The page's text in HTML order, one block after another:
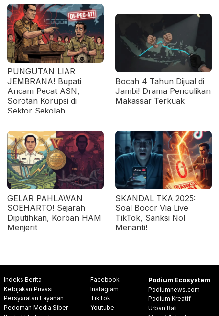
PUNGUTAN LIAR
JEMBRANA! Bupati
Ancam Pecat ASN,
Sorotan Korupsi di
Sektor Sekolah
Bocah 4 Tahun Dijual di
Jambi! Drama Penculikan
Makassar Terkuak
GELAR PAHLAWAN
SOEHARTO! Sejarah
Diputihkan, Korban HAM
Menjerit
SKANDAL TKA 2025:
Soal Bocor Via Live
TikTok, Sanksi Nol
Menanti!
Indeks Berita
Kebijakan Privasi
Persyaratan Layanan
Pedoman Media Siber
Facebook
Instagram
TikTok
Youtube
Podium Ecosystem
Podiumnews.com
Podium Kreatif
Urban Bali